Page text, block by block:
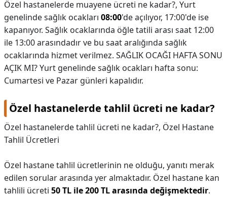
Özel hastanelerde muayene ücreti ne kadar?, Yurt
genelinde sağlık ocakları 08:00'de açılıyor, 17:00'de ise
kapanıyor. Sağlık ocaklarında öğle tatili arası saat 12:00
ile 13:00 arasındadır ve bu saat aralığında sağlık
ocaklarında hizmet verilmez. SAĞLIK OCAĞI HAFTA SONU
AÇIK MI? Yurt genelinde sağlık ocakları hafta sonu:
Cumartesi ve Pazar günleri kapalıdır.
Özel hastanelerde tahlil ücreti ne kadar?
Özel hastanelerde tahlil ücreti ne kadar?, Özel Hastane
Tahlil Ücretleri
Özel hastane tahlil ücretlerinin ne olduğu, yanıtı merak
edilen sorular arasında yer almaktadır. Özel hastane kan
tahlili ücreti 50 TL ile 200 TL arasında değişmektedir.